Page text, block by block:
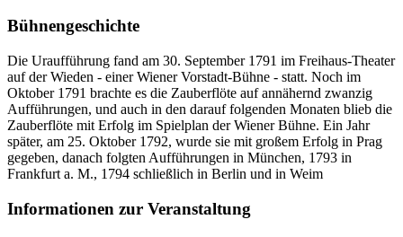
Bühnengeschichte
Die Uraufführung fand am 30. September 1791 im Freihaus-Theater
auf der Wieden - einer Wiener Vorstadt-Bühne - statt. Noch im
Oktober 1791 brachte es die Zauberflöte auf annähernd zwanzig
Aufführungen, und auch in den darauf folgenden Monaten blieb die
Zauberflöte mit Erfolg im Spielplan der Wiener Bühne. Ein Jahr
später, am 25. Oktober 1792, wurde sie mit großem Erfolg in Prag
gegeben, danach folgten Aufführungen in München, 1793 in
Frankfurt a. M., 1794 schließlich in Berlin und in Weim
Informationen zur Veranstaltung